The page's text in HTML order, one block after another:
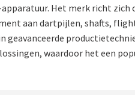
Het merk richt zich
aan dartpijlen, shafts,
waardoor het een